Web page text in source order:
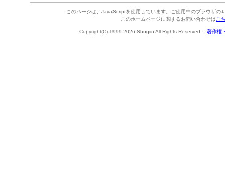
このページは、JavaScriptを使用しています。ご使用中のブラウザの
このホームページに関するお問い合わせは こ
Copyright(C) 1999-2026 Shugiin All Rights Reserved. 著作権